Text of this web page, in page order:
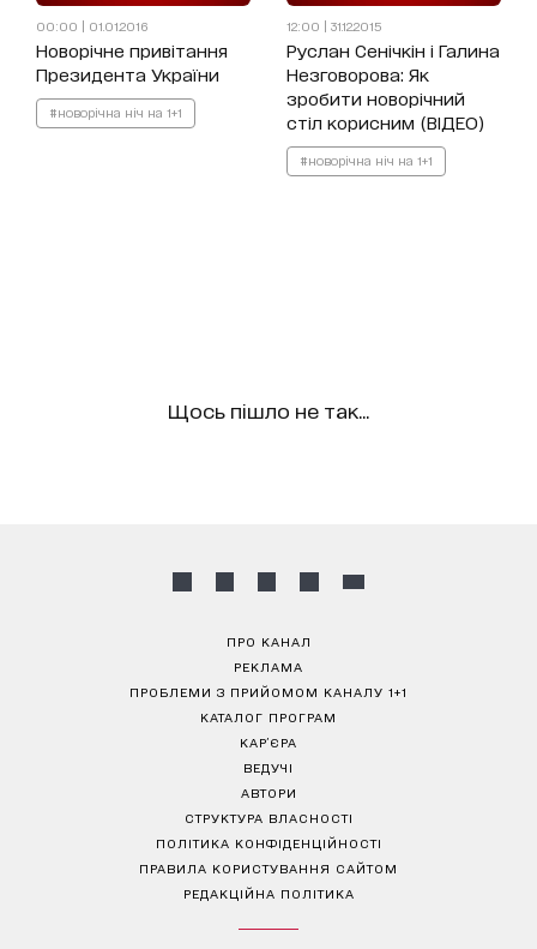
00:00 | 01.01.2016
Новорічне привітання
Президента України
#новорічна ніч на 1+1
12:00 | 31.12.2015
Руслан Сенічкін і Галина
Незговорова: Як
зробити новорічний
стіл корисним (ВІДЕО)
#новорічна ніч на 1+1
Щось пішло не так...
ПРО КАНАЛ
РЕКЛАМА
ПРОБЛЕМИ З ПРИЙОМОМ КАНАЛУ 1+1
КАТАЛОГ ПРОГРАМ
КАР’ЄРА
ВЕДУЧІ
АВТОРИ
СТРУКТУРА ВЛАСНОСТІ
ПОЛІТИКА КОНФІДЕНЦІЙНОСТІ
ПРАВИЛА КОРИСТУВАННЯ САЙТОМ
РЕДАКЦІЙНА ПОЛІТИКА